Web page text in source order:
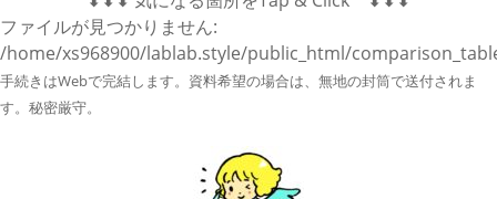
ファイルが見つかりません:
/home/xs968900/lablab.style/public_html/
手続きはWebで完結します。資料希望の場合は、無地の封筒で送付されま
す。秘密厳守。